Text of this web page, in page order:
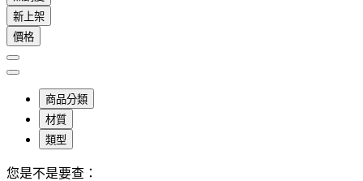
新上架
價格
商品分類
材質
類型
您是不是要查：